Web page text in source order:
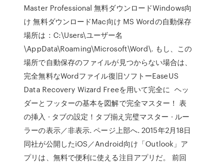
Master Professional 無料ダウンロードWindows向
け 無料ダウンロードMac向け MS Wordの自動保存
場所は：C:\Users\ユーザー名
\AppData\Roaming\Microsoft\Word\. もし、この
場所で自動保存のファイルが見つからない場合は、
完全無料なWordファイル復旧ソフトーEaseUS
Data Recovery Wizard Freeを用いて完全に ヘッ
ダーとフッターの基本を図解で完全マスター！ 表
の挿入 · タブの設定！タブ揃え完璧マスター · ルー
ラーの表示／非表示. ページ上部へ. 2015年2月18日
同社が公開したiOS／Android向け「Outlook」ア
プリは、無料で便利に使える注目アプリだ。 前回